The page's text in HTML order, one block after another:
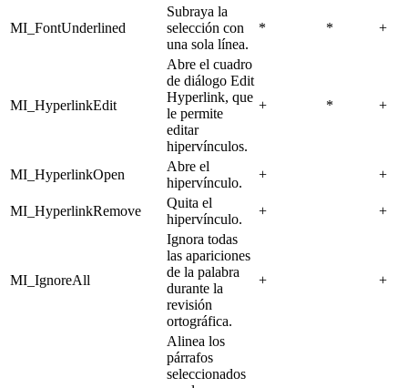
MI_FontUnderlined
Subraya la
selección con
una sola línea.
* * +
MI_HyperlinkEdit
Abre el cuadro
de diálogo Edit
Hyperlink, que
le permite
editar
hipervínculos.
+ * +
MI_HyperlinkOpen
Abre el
hipervínculo.
+ +
MI_HyperlinkRemove
Quita el
hipervínculo.
+ +
MI_IgnoreAll
Ignora todas
las apariciones
de la palabra
durante la
revisión
ortográfica.
+ +
Alinea los
párrafos
seleccionados